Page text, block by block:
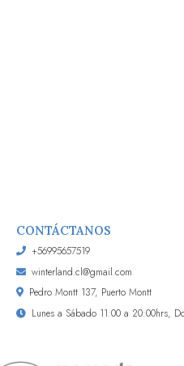
CONTÁCTANOS
+56995657519
winterland.cl@gmail.com
Pedro Montt 137, Puerto Montt
Lunes a Sábado 11:00 a 20:00hrs,